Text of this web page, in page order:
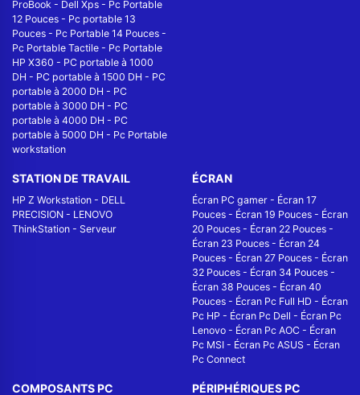
ProBook - Dell Xps - Pc Portable
12 Pouces - Pc portable 13
Pouces - Pc Portable 14 Pouces -
Pc Portable Tactile - Pc Portable
HP X360 - PC portable à 1000
DH - PC portable à 1500 DH - PC
portable à 2000 DH - PC
portable à 3000 DH - PC
portable à 4000 DH - PC
portable à 5000 DH - Pc Portable
workstation
STATION DE TRAVAIL
HP Z Workstation - DELL
PRECISION - LENOVO
ThinkStation - Serveur
ÉCRAN
Écran PC gamer - Écran 17
Pouces - Écran 19 Pouces - Écran
20 Pouces - Écran 22 Pouces -
Écran 23 Pouces - Écran 24
Pouces - Écran 27 Pouces - Écran
32 Pouces - Écran 34 Pouces -
Écran 38 Pouces - Écran 40
Pouces - Écran Pc Full HD - Écran
Pc HP - Écran Pc Dell - Écran Pc
Lenovo - Écran Pc AOC - Écran
Pc MSI - Écran Pc ASUS - Écran
Pc Connect
COMPOSANTS PC PÉRIPHÉRIQUES PC